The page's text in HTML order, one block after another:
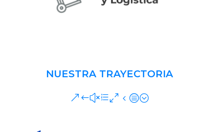
&#xe04c;